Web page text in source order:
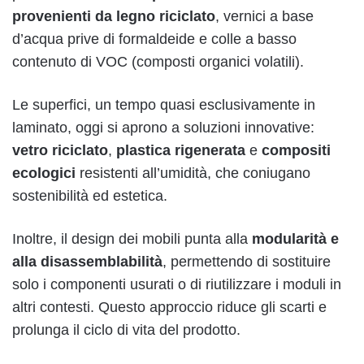
provenienti da legno riciclato, vernici a base
d’acqua prive di formaldeide e colle a basso
contenuto di VOC (composti organici volatili).
Le superfici, un tempo quasi esclusivamente in
laminato, oggi si aprono a soluzioni innovative:
vetro riciclato, plastica rigenerata e compositi
ecologici resistenti all’umidità, che coniugano
sostenibilità ed estetica.
Inoltre, il design dei mobili punta alla modularità e
alla disassemblabilità, permettendo di sostituire
solo i componenti usurati o di riutilizzare i moduli in
altri contesti. Questo approccio riduce gli scarti e
prolunga il ciclo di vita del prodotto.